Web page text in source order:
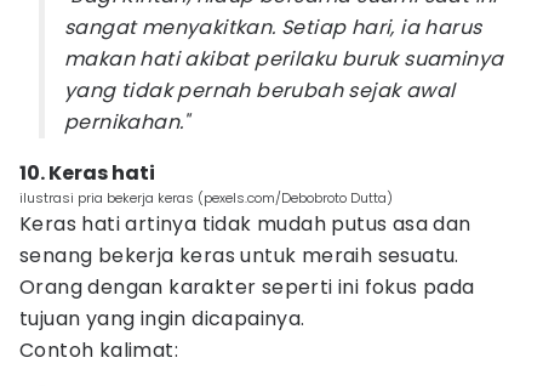
sangat menyakitkan. Setiap hari, ia harus
makan hati akibat perilaku buruk suaminya
yang tidak pernah berubah sejak awal
pernikahan."
10. Keras hati
ilustrasi pria bekerja keras (pexels.com/Debobroto Dutta)
Keras hati artinya tidak mudah putus asa dan
senang bekerja keras untuk meraih sesuatu.
Orang dengan karakter seperti ini fokus pada
tujuan yang ingin dicapainya.
Contoh kalimat: